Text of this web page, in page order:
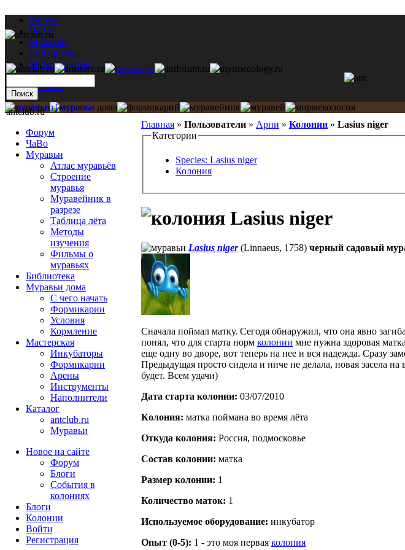
Форум
ЧаВо
Муравьи
Библиотека
Муравьи дома
Мастерская
Каталог
Главная » Пользователи » Арни » Колонии » Lasius niger
Категории
Species: Lasius niger
Колония
Lasius niger
Lasius niger(Linnaeus, 1758) черный садовый
Сначала поймал матку. Сегодя обнаружил, что она явно
понял, что для старта норм колонии мне нужна здоровая
еще одну во дворе, вот теперь на нее и вся надежда. Сразу
Предыдущая просто сидела и ниче не делала, новая засела на
будет. Всем удачи)
Дата старта кoлонии: 03/07/2010
Кoлония: матка поймана во время лёта
Откуда кoлония: Россия, подмосковье
Состав кoлонии: матка
Размер кoлонии: 1
Количество маток: 1
Используемое оборудование: инкубатор
Опыт (0-5): 1 - это моя первая колония
antclub.ru
Форум
ЧаВо
Муравьи
Атлас муравьёв
Строение
муравья
Муравейник в
разрезе
Таблица лёта
Методы
изучения
Фильмы о
муравьях
Библиотека
Муравьи дома
С чего начать
Формикарии
Условия
Кормление
Мастерская
Инкубаторы
Формикарии
Арены
Инструменты
Наполнители
Каталог
antclub.ru
Муравьи
Новое на сайте
Форум
Блоги
События в
колониях
Блоги
Колонии
Войти
Peгиcтpaция